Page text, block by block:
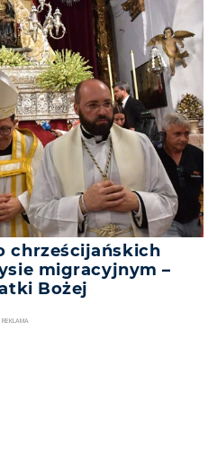
chrześcijańskich
migracyjnym –
Bożej
REKLAMA